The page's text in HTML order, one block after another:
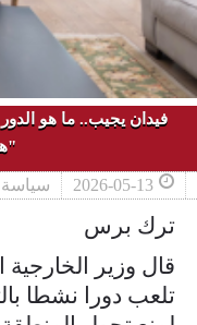
فيدان يجيب.. ما هو
2026-05-13 سياسة
ترك برس
قال وزير الخارجية
تلعب دورا نشطا